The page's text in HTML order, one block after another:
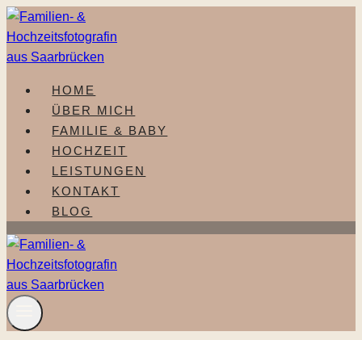
Zum
Inhalt
springen
HOME
ÜBER MICH
FAMILIE & BABY
HOCHZEIT
LEISTUNGEN
KONTAKT
BLOG